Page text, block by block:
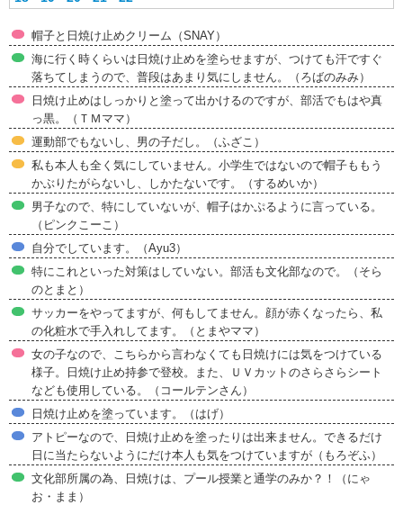
帽子と日焼け止めクリーム（SNAY）
海に行く時くらいは日焼け止めを塗らせますが、つけても汗ですぐ
落ちてしまうので、普段はあまり気にしません。（ろばのみみ）
日焼け止めはしっかりと塗って出かけるのですが、部活でもはや真
っ黒。（ＴＭママ）
運動部でもないし、男の子だし。（ふざこ）
私も本人も全く気にしていません。小学生ではないので帽子ももう
かぶりたがらないし、しかたないです。（するめいか）
男子なので、特にしていないが、帽子はかぷるように言っている。
（ピンクこーこ）
自分でしています。（Ayu3）
特にこれといった対策はしていない。部活も文化部なので。（そら
のとまと）
サッカーをやってますが、何もしてません。顔が赤くなったら、私
の化粧水で手入れしてます。（とまやママ）
女の子なので、こちらから言わなくても日焼けには気をつけている
様子。日焼け止め持参で登校。また、ＵＶカットのさらさらシート
なども使用している。（コールテンさん）
日焼け止めを塗っています。（はげ）
アトピーなので、日焼け止めを塗ったりは出来ません。できるだけ
日に当たらないようにだけ本人も気をつけていますが（もろぞふ）
文化部所属の為、日焼けは、プール授業と通学のみか？！（にゃ
お・まま）